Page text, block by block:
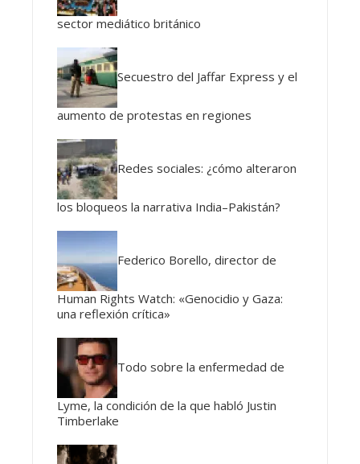
sector mediático británico
Secuestro del Jaffar Express y el
aumento de protestas en regiones
Redes sociales: ¿cómo alteraron
los bloqueos la narrativa India–Pakistán?
Federico Borello, director de
Human Rights Watch: «Genocidio y Gaza:
una reflexión crítica»
Todo sobre la enfermedad de
Lyme, la condición de la que habló Justin
Timberlake